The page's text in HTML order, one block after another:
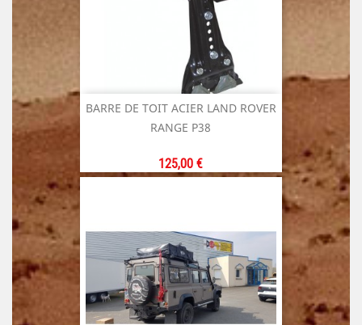
BARRE DE TOIT ACIER LAND ROVER
RANGE P38
Prix
125,00 €